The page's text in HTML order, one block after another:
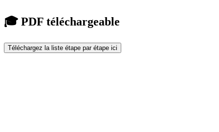
🎓 PDF téléchargeable
Téléchargez la liste étape par étape ici